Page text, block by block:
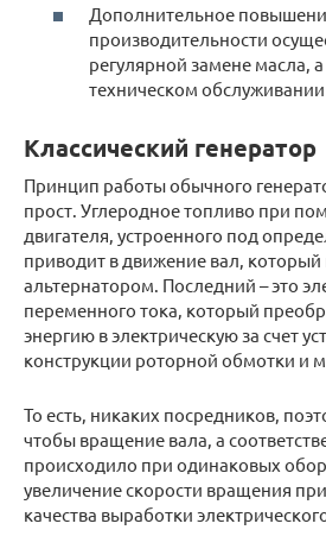
Дополнительное
производительности
регулярной замене масла,
техническом обслуживании
Классический генератор
Принцип работы обычного
прост. Углеродное топливо при
двигателя, устроенного под
приводит в движение вал,
альтернатором. Последний – это
переменного тока, который
энергию в электрическую за счет
конструкции роторной обмотки и
То есть, никаких посредников,
чтобы вращение вала, а
происходило при одинаковых
увеличение скорости вращения
качества выработки